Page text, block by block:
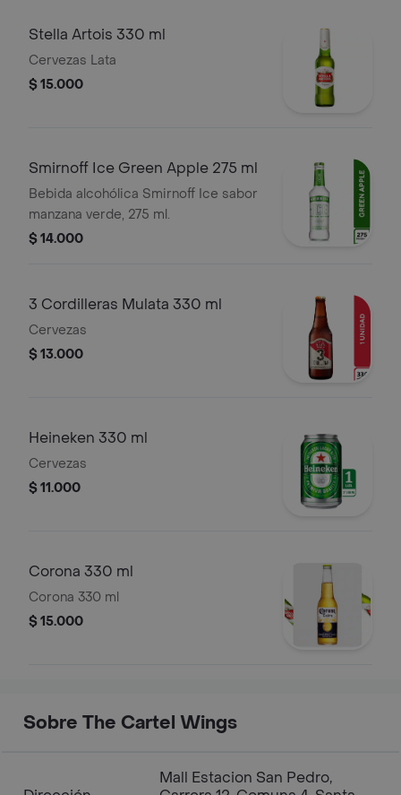
Stella Artois 330 ml
Cervezas Lata
$ 15.000
Smirnoff Ice Green Apple 275 ml
Bebida alcohólica Smirnoff Ice sabor
manzana verde, 275 ml.
$ 14.000
3 Cordilleras Mulata 330 ml
Cervezas
$ 13.000
Heineken 330 ml
Cervezas
$ 11.000
Corona 330 ml
Corona 330 ml
$ 15.000
Sobre The Cartel Wings
Mall Estacion San Pedro,